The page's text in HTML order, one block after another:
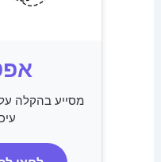
מסייע בהקלה על